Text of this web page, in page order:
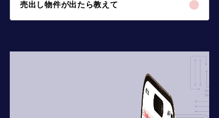
売出し物件が出たら教えて